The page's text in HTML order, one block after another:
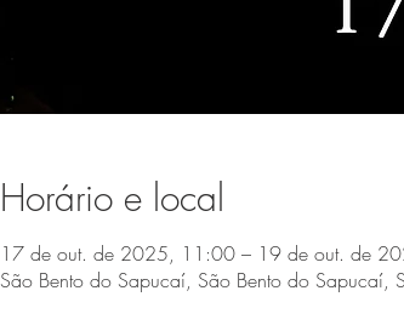
Horário e local
17 de out. de 2025, 11:00 – 19 de out. de
São Bento do Sapucaí, São Bento do Sapucaí,